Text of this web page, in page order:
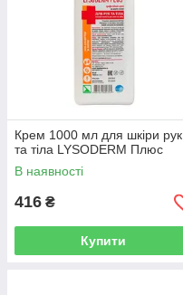
Крем 1000 мл для шкіри рук
та тіла LYSODERM Плюс
В наявності
416 ₴
Купити